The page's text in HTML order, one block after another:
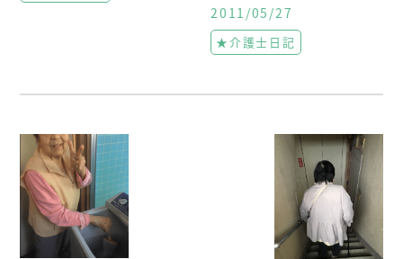
2011/05/27
★介護士日記